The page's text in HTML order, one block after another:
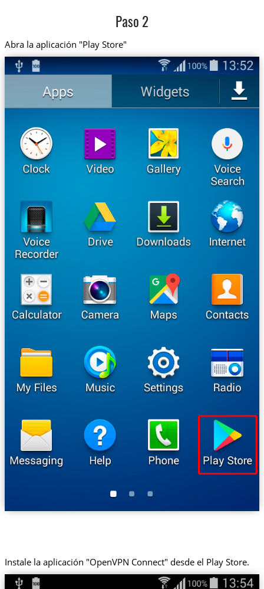
Paso 2
Abra la aplicación "Play Store"
Instale la aplicación "OpenVPN Connect" desde el Play Store.